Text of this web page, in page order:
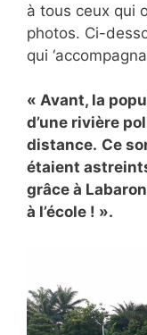
à tous ceux qui
photos. Ci-
qui
« Avant, la
d’une rivière
distance. Ce
étaient
grâce à
à l’école ! ».